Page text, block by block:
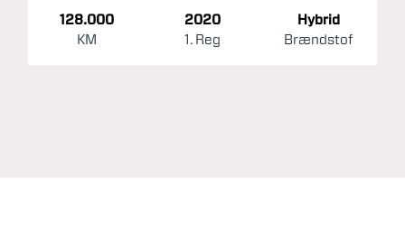
128.000
KM
2020
1. Reg
Hybrid
Brændstof